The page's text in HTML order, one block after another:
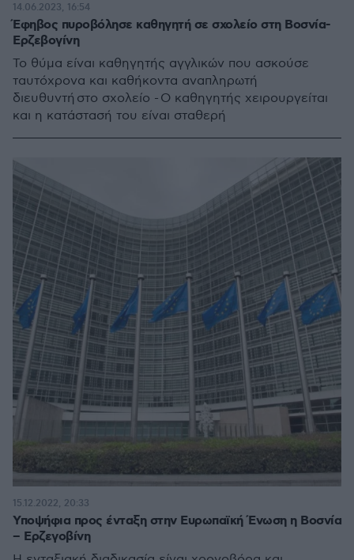
Έφηβος πυροβόλησε καθηγητή σε σχολείο στη Βοσνία-
Ερζεβογίνη
Το θύμα είναι καθηγητής αγγλικών που ασκούσε
ταυτόχρονα και καθήκοντα αναπληρωτή
διευθυντή στο σχολείο - Ο καθηγητής χειρουργείται
και η κατάστασή του είναι σταθερή
14.06.2023, 16:54
Υποψήφια προς ένταξη στην Ευρωπαϊκή Ένωση η Βοσνία
– Ερζεγοβίνη
15.12.2022, 20:33